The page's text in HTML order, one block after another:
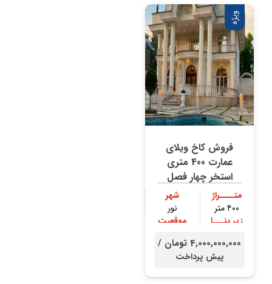
ویژه
فروش کاخ ویلای
عمارت 400 متری
استخر چهار فصل
متــــراژ
۴۰۰ متر
شهر
نور
زیر بنـــا
موقعیت
4,000,000,000 تومان /
پیش پرداخت